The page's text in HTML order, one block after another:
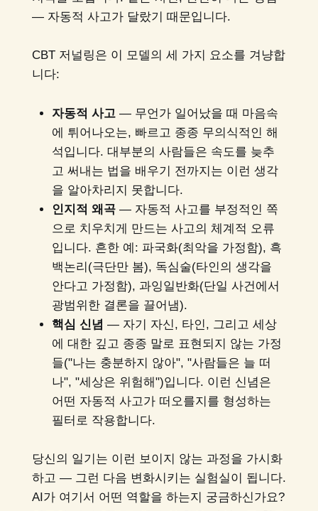
— 자동적 사고가 달랐기 때문입니다.
CBT 저널링은 이 모델의 세 가지 요소를 겨냥합
니다:
자동적 사고 — 무언가 일어났을 때 마음속
에 튀어나오는, 빠르고 종종 무의식적인 해
석입니다. 대부분의 사람들은 속도를 늦추
고 써내는 법을 배우기 전까지는 이런 생각
을 알아차리지 못합니다.
인지적 왜곡— 자동적 사고를 부정적인 쪽
으로 치우치게 만드는 사고의 체계적 오류
입니다. 흔한 예: 파국화(최악을 가정함), 흑
백논리(극단만 봄), 독심술(타인의 생각을
안다고 가정함), 과잉일반화(단일 사건에서
광범위한 결론을 끌어냄).
핵심 신념 — 자기 자신, 타인, 그리고 세상
에 대한 깊고 종종 말로 표현되지 않는 가정
들("나는 충분하지 않아", "사람들은 늘 떠
나", "세상은 위험해")입니다. 이런 신념은
어떤 자동적 사고가 떠오를지를 형성하는
필터로 작용합니다.
당신의 일기는 이런 보이지 않는 과정을 가시화
하고 — 그런 다음 변화시키는 실험실이 됩니다.
AI가 여기서 어떤 역할을 하는지 궁금하신가요?